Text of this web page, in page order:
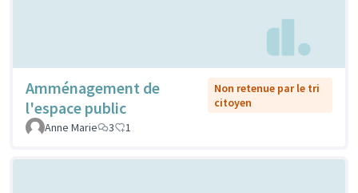
Amménagement de
l'espace public
Non retenue par le tri
citoyen
Anne Marie
3 1